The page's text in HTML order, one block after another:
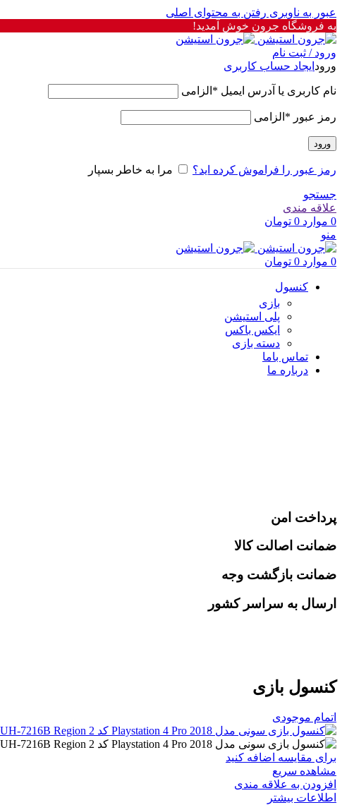
عبور به ناوبری رفتن به محتوای اصلی
به فروشگاه جرون خوش آمدید!
ورود / ثبت نام
ورود ایجاد حساب کاربری
نام کاربری یا آدرس ایمیل * الزامی
رمز عبور * الزامی
ورود
رمز عبور را فراموش کرده اید؟ مرا به خاطر بسپار
جستجو
علاقه مندی
0 موارد 0 تومان
منو
0 موارد 0 تومان
کنسول
بازی
پلی استیشن
ایکس باکس
دسته بازی
تماس باما
درباره ما
پرداخت امن
ضمانت اصالت کالا
ضمانت بازگشت وجه
ارسال به سراسر کشور
کنسول بازی
اتمام موجودی
برای مقایسه اضافه کنید
مشاهده سریع
افزودن به علاقه مندی
اطلاعات بیشتر